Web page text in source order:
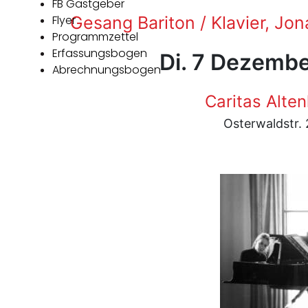
FB Gastgeber
Flyer
Programmzettel
Erfassungsbogen
Abrechnungsbogen
Gesang Bariton / Klavier,
Di. 7
Caritas
Osterwaldstr.